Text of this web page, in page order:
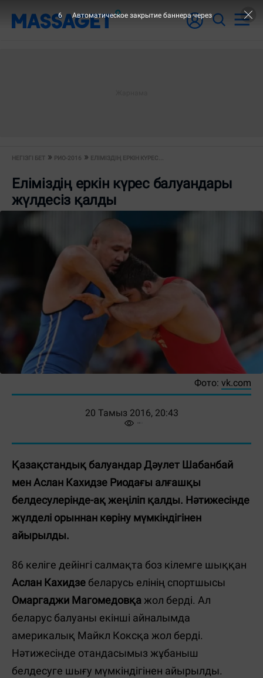
НЕГІЗГІ БЕТ РИО-2016 ЕЛІМІЗДІҢ ЕРКІН КҮРЕС...
Еліміздің еркін күрес балуандары
жүлдесіз қалды
Фото: vk.com
20 Тамыз 2016, 20:43
Қазақстандық балуандар Дәулет Шабанбай
мен Аслан Кахидзе Риодағы алғашқы
белдесулерінде-ақ жеңіліп қалды. Нәтижесінде
жүлделі орыннан көріну мүмкіндігінен
айырылды.
86 келіге дейінгі салмақта боз кілемге шыққан
Аслан Кахидзе беларусь елінің спортшысы
Омаргаджи Магомедовқажол берді. Ал
беларус балуаны екінші айналымда
америкалық Майкл Коксқа жол берді.
Нәтижесінде отандасымыз жұбаныш
белдесуге шығу мүмкіндігінен айырылды.
6 Автоматическое закрытие баннера через